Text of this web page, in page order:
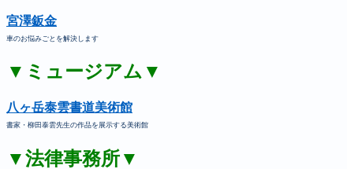
宮澤鈑金
車のお悩みごとを解決します
▼ミュージアム▼
八ヶ岳泰雲書道美術館
書家・柳田泰雲先生の作品を展示する美術館
▼法律事務所▼